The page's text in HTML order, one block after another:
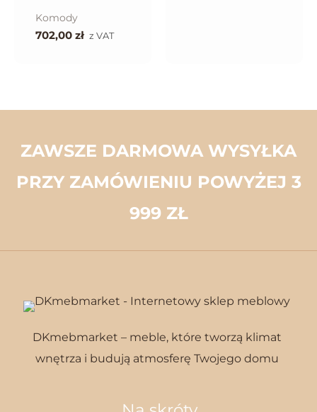
Komody
702,00 zł z VAT
ZAWSZE DARMOWA WYSYŁKA
PRZY ZAMÓWIENIU POWYŻEJ 3
999 ZŁ
DKmebmarket – meble, które tworzą klimat
wnętrza i budują atmosferę Twojego domu